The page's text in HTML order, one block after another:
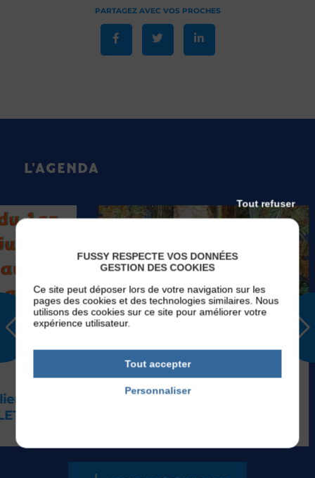
L'AGENDA
Exposition Marcel
FUSSY RESPECTE VOS DONNÉES
GESTION DES COOKIES
Ce site peut déposer lors de votre navigation sur les
pages des cookies et des technologies similaires. Nous
utilisons des cookies sur ce site pour améliorer votre
expérience utilisateur.
Tout accepter
Tout refuser
Personnaliser